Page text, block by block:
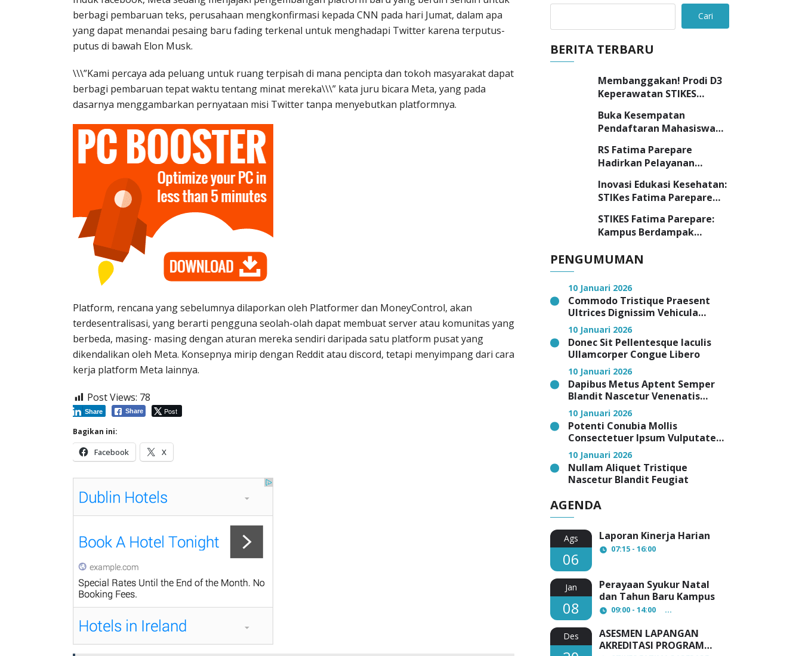
berbagi pembaruan teks, perusahaan mengkonfirmasi kepada CNN pada hari Jumat, dalam apa
yang dapat menandai pesaing baru fading terkenal untuk menghadapi Twitter karena terputus-
putus di bawah Elon Musk.
\\\”Kami percaya ada peluang untuk ruang terpisah di mana pencipta dan tokoh masyarakat dapat
berbagi pembaruan tepat waktu tentang minat mereka\\\” kata juru bicara Meta, yang pada
dasarnya menggambarkan pernyataan misi Twitter tanpa menyebutkan platformnya.
Platform, rencana yang sebelumnya dilaporkan oleh Platformer dan MoneyControl, akan
terdesentralisasi, yang berarti pengguna seolah-olah dapat membuat server atau komunitas yang
berbeda, masing- masing dengan aturan mereka sendiri daripada satu platform pusat yang
dikendalikan oleh Meta. Konsepnya mirip dengan Reddit atau discord, tetapi menyimpang dari cara
kerja platform Meta lainnya.
Post Views: 78
Share Post
Share
Bagikan ini:
Facebook X
Cari
BERITA TERBARU
Membanggakan! Prodi D3
Keperawatan STIKES
Akreditasi “UNGGUL”
Buka Kesempatan
Pendaftaran Mahasiswa
Parepare Sambangi SMK
Negeri 3 Barru
RS Fatima Parepare
Hadirkan Pelayanan
Lebih dari Sekedar
Pelayanan Medis
Inovasi Edukasi Kesehatan:
STIKes Fatima Parepare
dalam Program
Pengabdian Masyarakat
STIKES Fatima Parepare:
Kampus Berdampak
Tepat, Kerja Cepat”
PENGUMUMAN
10 Januari 2026
Commodo Tristique Praesent
Ultrices Dignissim Vehicula
Cubilia Magna
10 Januari 2026
Donec Sit Pellentesque Iaculis
Ullamcorper Congue Libero
10 Januari 2026
Dapibus Metus Aptent Semper
Blandit Nascetur Venenatis
Facilisis Malesuada Nibh
10 Januari 2026
Potenti Conubia Mollis
Consectetuer Ipsum Vulputate
Eros
10 Januari 2026
Nullam Aliquet Tristique
Nascetur Blandit Feugiat
AGENDA
Ags
06
Laporan Kinerja Harian
07:15 - 16:00
Jan
08
Perayaan Syukur Natal
dan Tahun Baru Kampus
09:00 - 14:00
Des
ASESMEN LAPANGAN
AKREDITASI PROGRAM